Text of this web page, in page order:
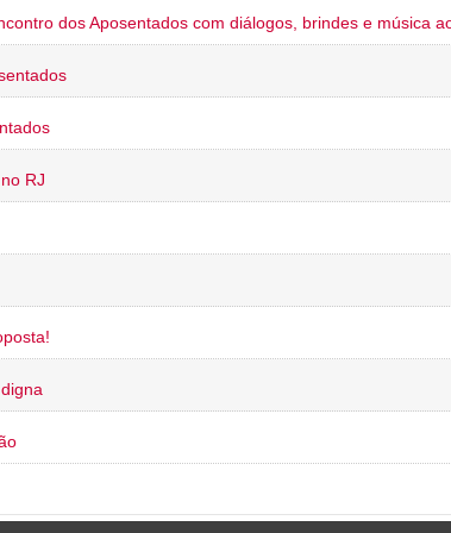
dos Aposentados com diálogos, brindes e música
RJ